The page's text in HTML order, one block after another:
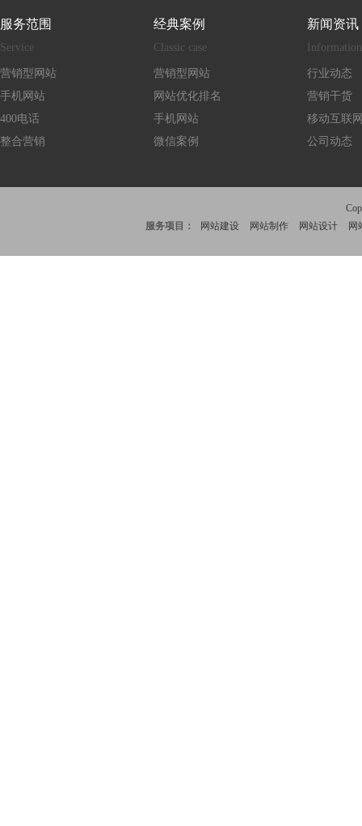
服务范围
Service
营销型网站
手机网站
400电话
整合营销
经典案例
Classic case
营销型网站
网站优化排名
手机网站
微信案例
新闻资讯
Information
行业动态
营销干货
移动互联
公司动态
服务项目：
网站建设 网站制作 网站设计 网